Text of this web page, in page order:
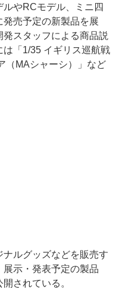
やRCモデル、ミニ四
売予定の新製品を展
スタッフによる商品説
「1/35 イギリス巡航戦
（MAシャーシ）」など
ルグッズなどを販売す
示・発表予定の製品
されている。